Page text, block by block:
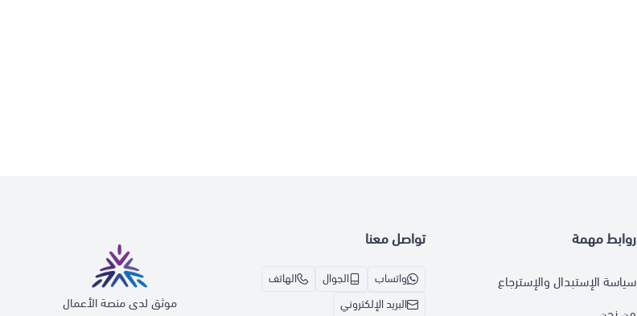
روابط مهمة
سياسة الإستبدال والإسترجاع
تواصل معنا
واتساب الجوال
الهاتف
البريد الإلكتروني
موثق لدى منصة الأعمال